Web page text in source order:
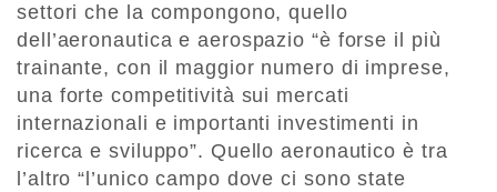
settori che la compongono, quello
dell’aeronautica e aerospazio “è forse il più
trainante, con il maggior numero di imprese,
una forte competitività sui mercati
internazionali e importanti investimenti in
ricerca e sviluppo”. Quello aeronautico è tra
l’altro “l’unico campo dove ci sono state